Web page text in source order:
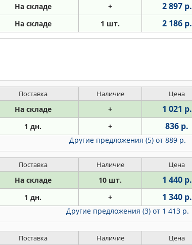
На складе + 2 897 р.
На складе 1 шт. 2 186 р.
Поставка Наличие Цена
На складе + 1 021 р.
1 дн. + 836 р.
Другие предложения (5) от 889 р.
Поставка Наличие Цена
На складе 10 шт. 1 440 р.
1 дн. + 1 340 р.
Другие предложения (3) от 1 413 р.
Поставка Наличие Цена